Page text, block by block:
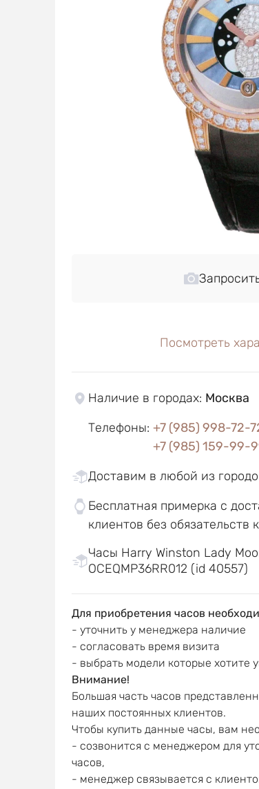
Посмотреть
Наличие в городах: Москва
Телефоны: +7 (985) 998-72-
+7 (985) 159-99-
Доставим в любой из
Бесплатная примерка с
клиентов без обязательств
Часы Harry Winston Lady
OCEQMP36RR012 (id 40557)
Для приобретения часов
- уточнить у менеджера наличие
- согласовать время визита
- выбрать модели которые хотите
Внимание!
Большая часть часов
наших постоянных клиентов.
Чтобы купить данные часы, вам
- созвонится с менеджером для
часов,
- менеджер связывается с